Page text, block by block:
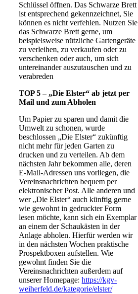
Schlüssel öffnen. Das Schwarze Brett
ist entsprechend gekennzeichnet, Sie
können es nicht verfehlen. Nutzen Sie
das Schwarze Brett gerne, um
beispielsweise nützliche Gartengeräte
zu verleihen, zu verkaufen oder zu
verschenken oder auch, um sich
untereinander auszutauschen und zu
verabreden
TOP 5 – „Die Elster“ ab jetzt per
Mail und zum Abholen
Um Papier zu sparen und damit die
Umwelt zu schonen, wurde
beschlossen „Die Elster“ zukünftig
nicht mehr für jeden Garten zu
drucken und zu verteilen. Ab dem
nächsten Jahr bekommen alle, deren
E-Mail-Adressen uns vorliegen, die
Vereinsnachrichten bequem per
elektronischer Post. Alle anderen und
wer „Die Elster“ auch künftig gerne
wie gewohnt in gedruckter Form
lesen möchte, kann sich ein Exemplar
an einem der Schaukästen in der
Anlage abholen. Hierfür werden wir
in den nächsten Wochen praktische
Prospektboxen aufstellen. Wie
gewohnt finden Sie die
Vereinsnachrichten außerdem auf
unserer Homepage: https://kgv-
weiherfeld.de/kategorie/elster/